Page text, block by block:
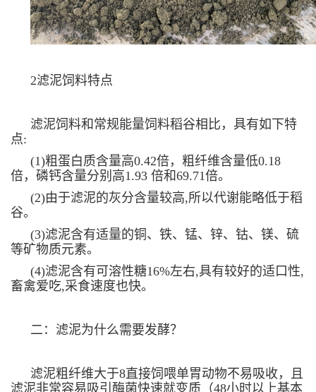
2滤泥饲料特点
滤泥饲料和常规能量饲料稻谷相比，具有如下特
点:
(1)粗蛋白质含量高0.42倍，粗纤维含量低0.18
倍，磷钙含量分别高1.93 倍和69.71倍。
(2)由于滤泥的灰分含量较高,所以代谢能略低于稻
谷。
(3)滤泥含有适量的铜、铁、锰、锌、钴、镁、硫
等矿物质元素。
(4)滤泥含有可溶性糖16%左右,具有较好的适口性,
畜禽爱吃,采食速度也快。
二：滤泥为什么需要发酵？
滤泥粗纤维大于8直接饲喂单胃动物不易吸收，且
滤泥非常容易吸引酶菌快速就变质（48小时以上基本